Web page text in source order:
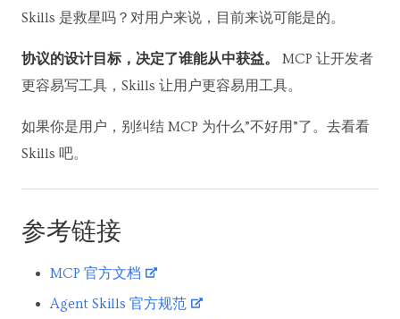
Skills 是救星吗？对用户来说，目前来说可能是的。
协议的设计目标，决定了谁能从中获益。
MCP 让开发者
更容易写工具，Skills 让用户更容易用工具。
如果你是用户，别纠结 MCP 为什么”不好用”了。去看看
Skills 吧。
参考链接
MCP 官方文档
Agent Skills 官方规范